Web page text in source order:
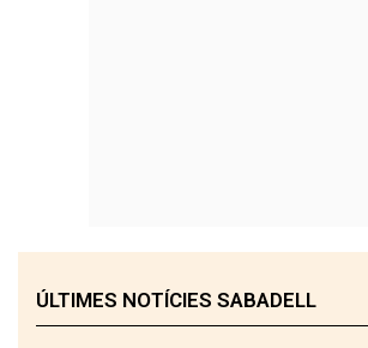
ÚLTIMES NOTÍCIES SABADELL